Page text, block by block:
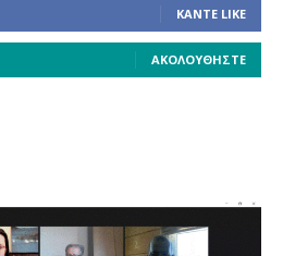
ΚΆΝΤΕ LIKE
ΑΚΟΛΟΥΘΉΣΤΕ